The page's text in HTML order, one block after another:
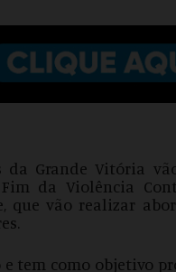
Grande Vitória
da Violência
que vão realizar
tem como objetivo